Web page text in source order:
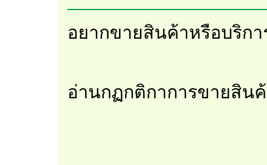
อยากขายสินค้าหรือบริก
อ่านกฏกติกาการขายสิน